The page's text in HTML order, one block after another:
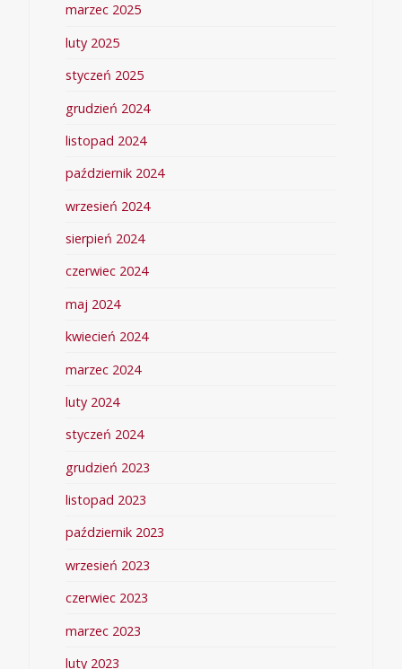
marzec 2025
luty 2025
styczeń 2025
grudzień 2024
listopad 2024
październik 2024
wrzesień 2024
sierpień 2024
czerwiec 2024
maj 2024
kwiecień 2024
marzec 2024
luty 2024
styczeń 2024
grudzień 2023
listopad 2023
październik 2023
wrzesień 2023
czerwiec 2023
marzec 2023
luty 2023